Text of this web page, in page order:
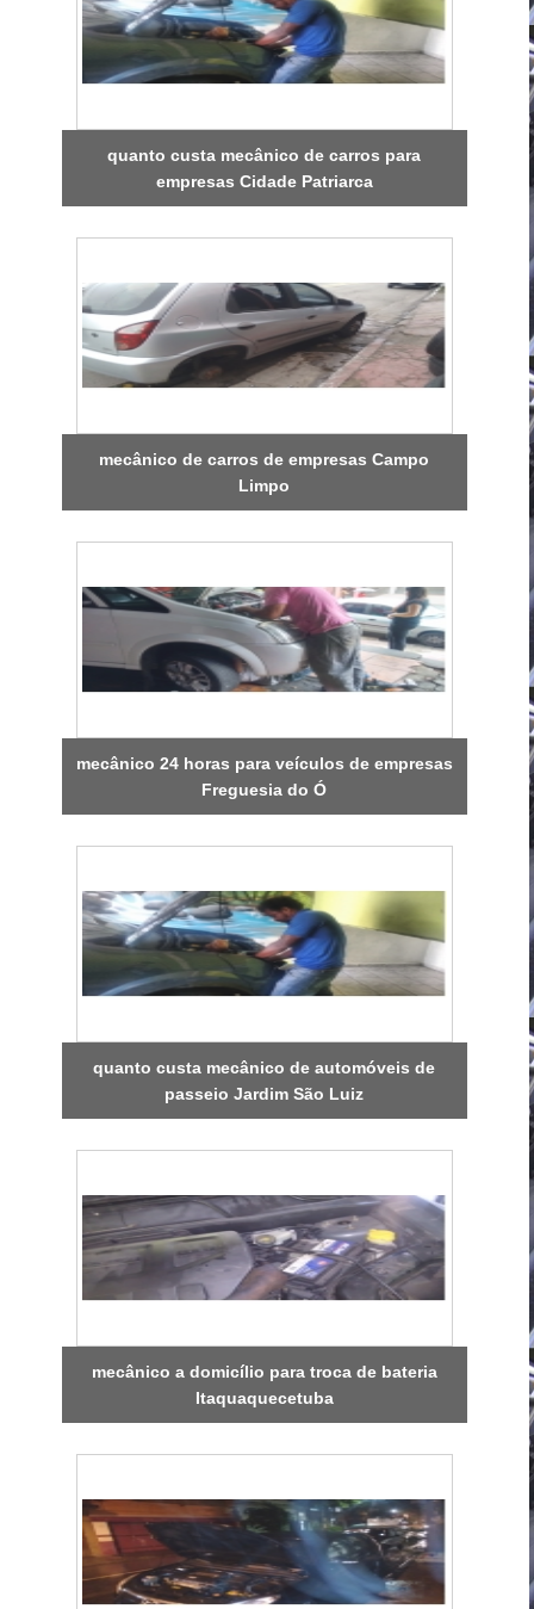
quanto custa mecânico de carros para
empresas Cidade Patriarca
mecânico de carros de empresas Campo
Limpo
mecânico 24 horas para veículos de empresas
Freguesia do Ó
quanto custa mecânico de automóveis de
passeio Jardim São Luiz
mecânico a domicílio para troca de bateria
Itaquaquecetuba